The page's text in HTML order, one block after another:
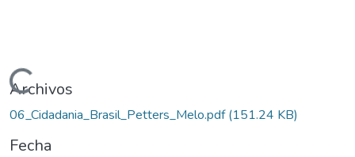
Cargando...
Archivos
06_Cidadania_Brasil_Petters_Melo.pdf(151.24 KB)
Fecha